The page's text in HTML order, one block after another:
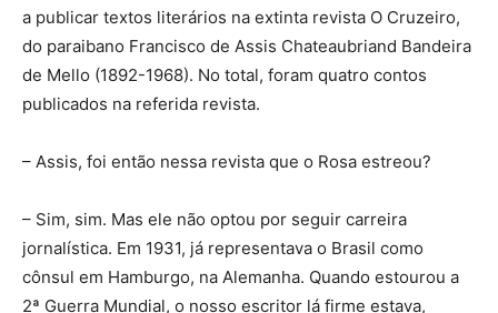
a publicar textos literários na extinta revista O Cruzeiro,
do paraibano Francisco de Assis Chateaubriand Bandeira
de Mello (1892-1968). No total, foram quatro contos
publicados na referida revista.
– Assis, foi então nessa revista que o Rosa estreou?
– Sim, sim. Mas ele não optou por seguir carreira
jornalística. Em 1931, já representava o Brasil como
cônsul em Hamburgo, na Alemanha. Quando estourou a
2ª Guerra Mundial, o nosso escritor lá firme estava,